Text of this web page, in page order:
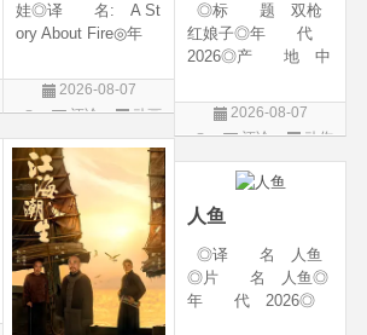
娃◎译 名: A St
ory About Fire◎年
地: 中国大陆◎
类 别: 动画 / 奇
汉语普通话◎上映
日期: 202
2026-08-07
评论
动画
片
◎标 题 双枪
红娘子◎年 代
2026◎产 地 中
剧情 / 动作 / 战争◎
上映日期 2026-08-
链接 https://movie.
douban.com/s
2026-08-07
评论
动作
片
人鱼
◎译 名 人鱼
◎片 名 人鱼◎
年 代 2026◎